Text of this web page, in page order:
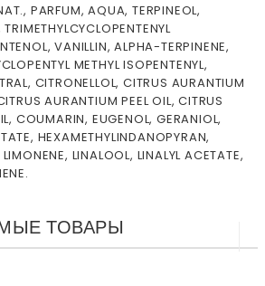
PARFUM, AQUA, TERPINEOL,
VANILLIN, ALPHA-TERPINENE,
METHYL ISOPENTENYL,
CITRONELLOL, CITRUS AURANTIUM
AURANTIUM PEEL OIL, CITRUS
COUMARIN, EUGENOL, GERANIOL,
HEXAMETHYLINDANOPYRAN,
LINALOOL, LINALYL ACETATE,
ТОВАРЫ